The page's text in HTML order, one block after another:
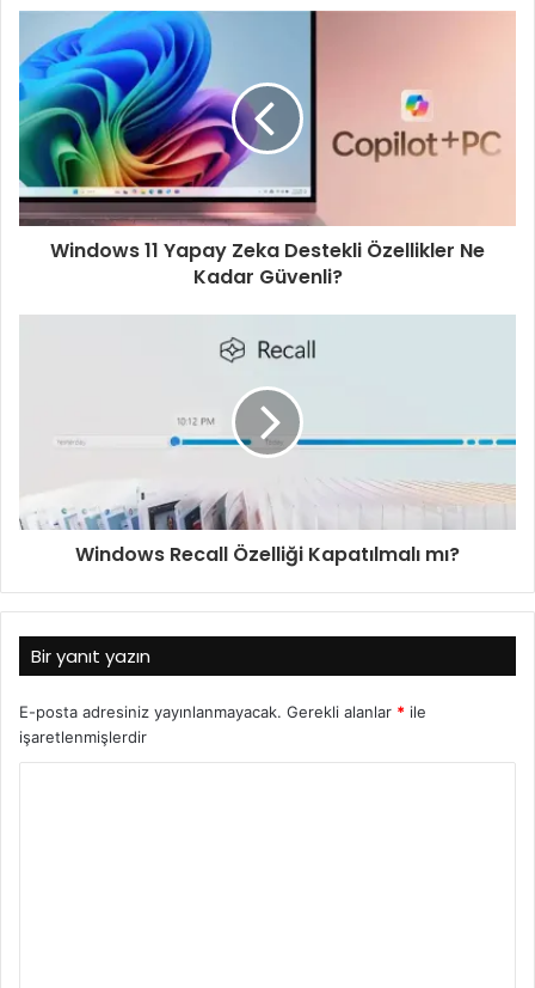
Windows 11 Yapay Zeka Destekli Özellikler Ne
Kadar Güvenli?
Windows Recall Özelliği Kapatılmalı mı?
Bir yanıt yazın
E-posta adresiniz yayınlanmayacak. Gerekli alanlar * ile
işaretlenmişlerdir